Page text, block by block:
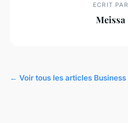
ECRIT PAR
Meissa
← Voir tous les articles Business